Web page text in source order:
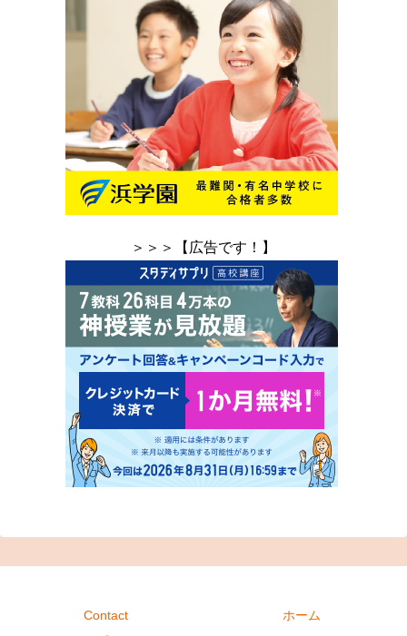
＞＞＞【広告です！】
Contact
ホーム